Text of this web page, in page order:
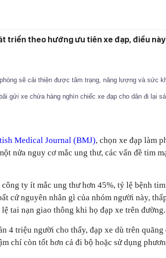
triển theo hướng ưu tiên xe đạp, điều
sẽ cải thiện được tâm trạng, năng lượng và sức
gửi xe chứa hàng nghìn chiếc xe đạp cho dân đi lại
Medical Journal (BMJ), chọn xe đạp làm
nửa nguy cơ mắc ung thư, các vấn đề tim
ty ít mắc ung thư hơn 45%, tỷ lệ bệnh
cứ nguyên nhân gì của nhóm người này,
tai nạn giao thông khi họ đạp xe trên đường.
4 triệu người cho thấy, đạp xe dù trên quãng
chí còn tốt hơn cả đi bộ hoặc sử dụng